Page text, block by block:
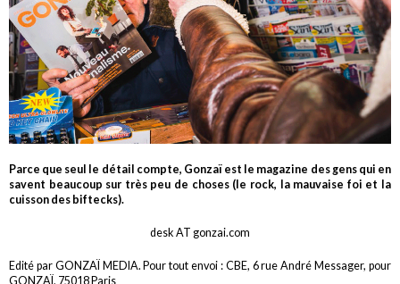
Parce que seul le détail compte, Gonzaï est le magazine des gens qui en
savent beaucoup sur très peu de choses (le rock, la mauvaise foi et la
cuisson des biftecks).
desk AT gonzai.com
Edité par GONZAÏ MEDIA. Pour tout envoi : CBE, 6 rue André Messager, pour
GONZAÏ, 75018 Paris